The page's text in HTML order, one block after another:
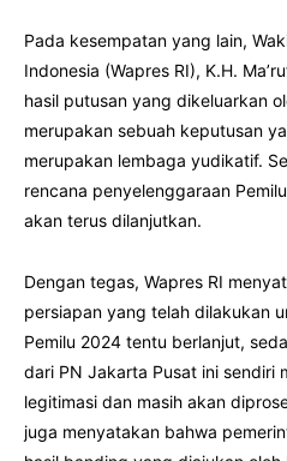
Pada kesempatan yang lain,
Indonesia (Wapres RI), K.H.
hasil putusan yang dikeluarkan
merupakan sebuah keputusan
merupakan lembaga yudikatif.
rencana penyelenggaraan
akan terus dilanjutkan.
Dengan tegas, Wapres RI
persiapan yang telah dilakukan
Pemilu 2024 tentu berlanjut,
dari PN Jakarta Pusat ini sendiri
legitimasi dan masih akan
juga menyatakan bahwa